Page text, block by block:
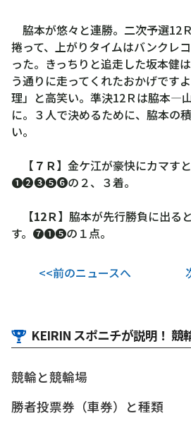
脇本が悠々と連勝。二次予選12
捲って、上がりタイムはバンクレ
った。きっちりと追走した坂本健
う通りに走ってくれたおかげです
理」と高笑い。準決12Ｒは脇本―
に。３人で決めるために、脇本の
い。
【７Ｒ】 金ケ江が豪快にカマす
❶❷❸❺❻の２、３着。
【12Ｒ】 脇本が先行勝負に出る
す。❼❶❺の１点。
<<前のニュースへ
KEIRIN スポニチが説明！ 競
競輪と競輪場
勝者投票券（車券）と種類